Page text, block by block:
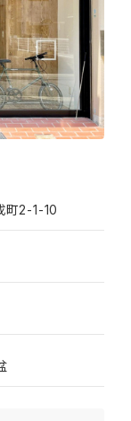
町2-1-10